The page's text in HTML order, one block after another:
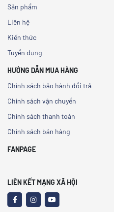
Sản phẩm
Liên hệ
Kiến thức
Tuyển dụng
HƯỚNG DẪN MUA HÀNG
Chính sách bảo hành đổi trả
Chính sách vận chuyển
Chính sách thanh toán
Chính sách bán hàng
FANPAGE
LIÊN KẾT MẠNG XÃ HỘI